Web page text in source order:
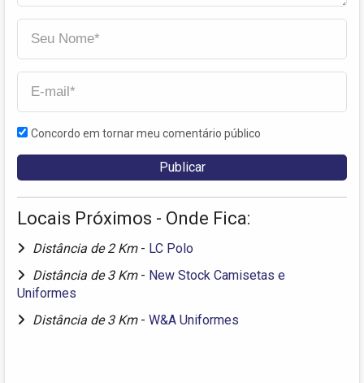
Concordo em tornar meu comentário público
Locais Próximos - Onde Fica:
Distância de 2 Km - LC Polo
Distância de 3 Km - New Stock Camisetas e
Uniformes
Distância de 3 Km - W&A Uniformes